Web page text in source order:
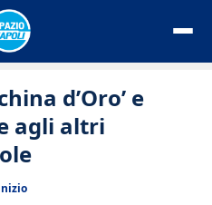
d’Oro’ e
agli altri